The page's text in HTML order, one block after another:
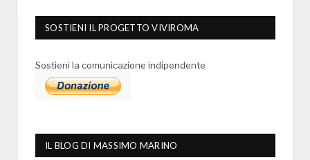
SOSTIENI IL PROGETTO VIVIROMA
Sostieni la comunicazione indipendente
IL BLOG DI MASSIMO MARINO